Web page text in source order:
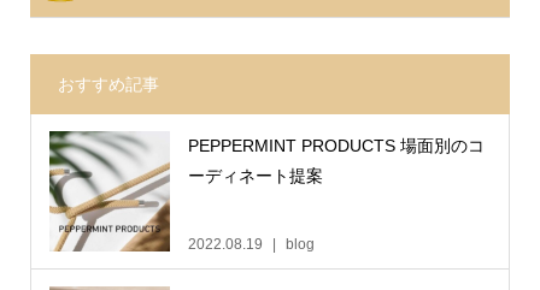
おすすめ記事
PEPPERMINT PRODUCTS 場面別のコ
ーディネート提案
2022.08.19 blog